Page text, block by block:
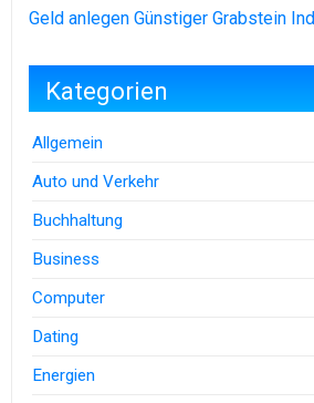
Geld anlegen Günstiger Grabstein
Kategorien
Allgemein
Auto und Verkehr
Buchhaltung
Business
Computer
Dating
Energien